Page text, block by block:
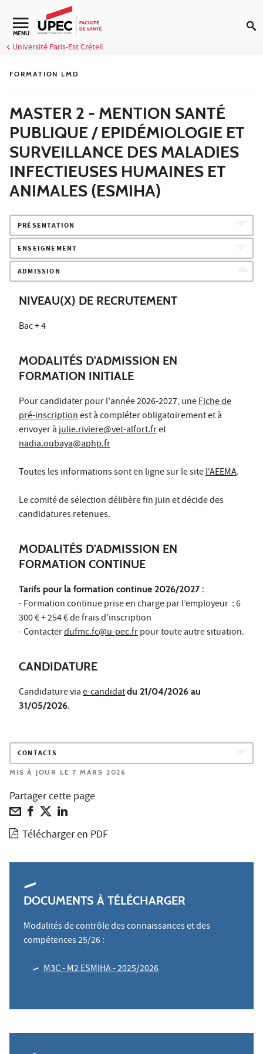
Aller au contenu
Navigation secondaire
MENU
Université Paris-Est Créteil
FORMATION LMD
MASTER 2 - MENTION SANTÉ
PUBLIQUE / EPIDÉMIOLOGIE ET
SURVEILLANCE DES MALADIES
INFECTIEUSES HUMAINES ET
ANIMALES (ESMIHA)
PRÉSENTATION
ENSEIGNEMENT
ADMISSION
NIVEAU(X) DE RECRUTEMENT
Bac + 4
MODALITÉS D'ADMISSION EN
FORMATION INITIALE
Pour candidater pour l'année 2026-2027, uneFiche de
pré-inscriptionest à compléter obligatoirement et à
envoyer àjulie.riviere@vet-alfort.fret
nadia.oubaya@aphp.fr
Toutes les informations sont en ligne sur le sitel'AEEMA.
Le comité de sélection délibère fin juin et décide des
candidatures retenues.
MODALITÉS D'ADMISSION EN
FORMATION CONTINUE
Tarifs pour la formation continue 2026/2027 :
- Formation continue prise en charge par l’employeur : 6
300 € + 254 € de frais d'inscription
- Contacterdufmc.fc@u-pec.frpour toute autre situation.
CANDIDATURE
Candidature viae-candidatdu 21/04/2026 au
31/05/2026.
CONTACTS
MIS À JOUR LE 7 MARS 2026
Partager cette page
Télécharger en PDF
DOCUMENTS À TÉLÉCHARGER
Modalités de contrôle des connaissances et des
compétences 25/26 :
M3C - M2 ESMIHA - 2025/2026